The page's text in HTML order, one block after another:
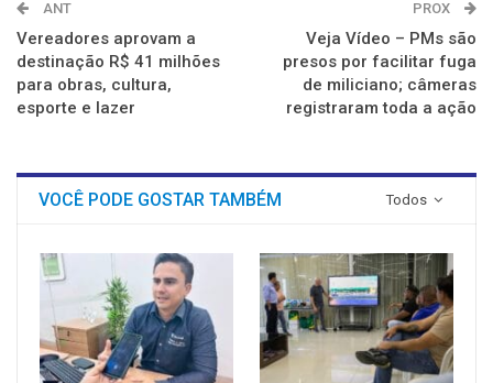
ANT
Vereadores aprovam a
destinação R$ 41 milhões
para obras, cultura,
esporte e lazer
PROX
Veja Vídeo – PMs são
presos por facilitar fuga
de miliciano; câmeras
registraram toda a ação
Todos
VOCÊ PODE GOSTAR TAMBÉM